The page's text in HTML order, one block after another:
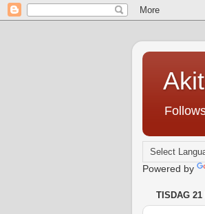
Powered by
TISDAG 21